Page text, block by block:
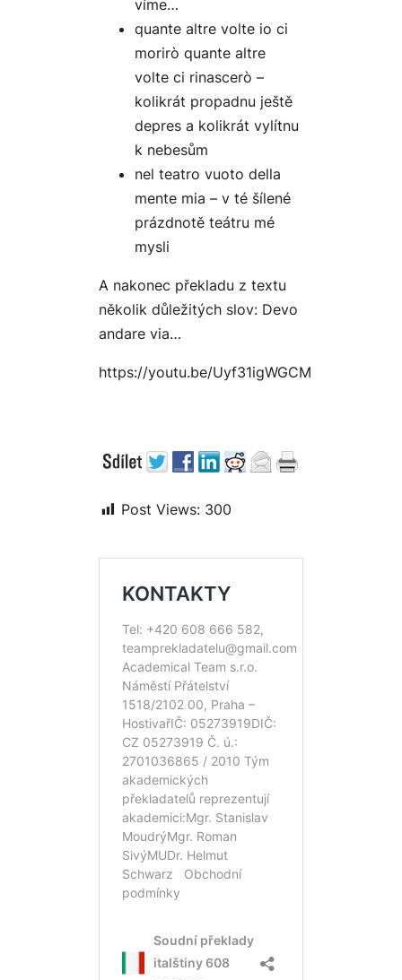
víme…
quante altre volte io ci
morirò quante altre
volte ci rinascerò –
kolikrát propadnu ještě
depres a kolikrát vylítnu
k nebesům
nel teatro vuoto della
mente mia – v té šílené
prázdnotě teátru mé
mysli
A nakonec překladu z textu
několik důležitých slov: Devo
andare via…
https://youtu.be/Uyf31igWGCM
Post Views: 300